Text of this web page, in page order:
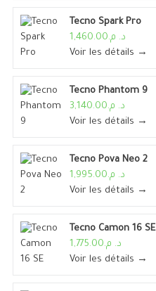
Tecno Spark Pro
د. م.1,460.00
Voir les détails →
Tecno Phantom 9
د. م.3,140.00
Voir les détails →
Tecno Pova Neo 2
د. م.1,995.00
Voir les détails →
Tecno Camon 16 SE
د. م.1,775.00
Voir les détails →